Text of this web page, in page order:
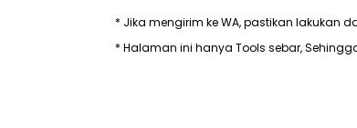
* Jika mengirim ke WA, pastikan lakukan
* Halaman ini hanya Tools sebar,